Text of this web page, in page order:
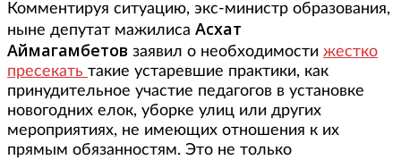
Комментируя ситуацию, экс-министр образования,
ныне депутат мажилиса Асхат
Аймагамбетов заявил о необходимости жестко
пресекать такие устаревшие практики, как
принудительное участие педагогов в установке
новогодних елок, уборке улиц или других
мероприятиях, не имеющих отношения к их
прямым обязанностям. Это не только